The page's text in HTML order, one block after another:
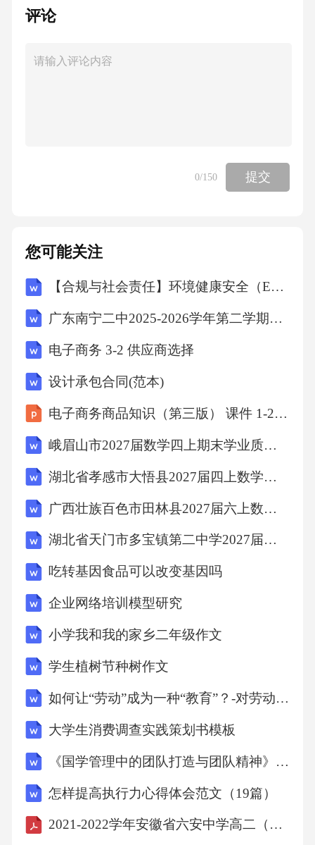
方法也在不断发展进步。考点四、心理学的过
选】1现代心理学的主要派别有哪些？思路点
在学术观点上的发展脉络（即新的流派对旧的
流派的扬弃）。【参考答案】现代心理学的主
人的直接经验即意识，并把意识分为感觉、表
象（也译作意象）和情感（也译作激情）三个
基本元素，感觉是知觉的元素，表象是观念的
元素，情感是情绪的元素。所有复杂的心理活
动都是由这些元素构成的。冯特首创的内省
法，用于对个体的内在经验感受进行观察和分
析。（2）机能主义心理学①代表人物：詹姆
斯、杜威、安吉尔。②内容：该学说认为意识
流，认为意识是个人的，永远变化的，连续的
和有选择性的。意识的作用就是使有机体适应
环境；强调意识的作用和功能，而不像构造主
义那样强调意识的结构。如构造主义心理学主
要关心什么是思维，而机能主义心理学则主要
关心思维在人类行为中的重要作用。（3）行为
主义心理学①代表人物：华生、斯金纳。②内
容：该学说认为心理学不应研究意识，而应该
反应（S-R）之间的关系作为心理学研究的主要
内容；意识不能观察和测量，所以意识不应该
包括在心理学研究范围内；个体行为的基础是
反应的关系，即此反应的形成与某刺激相关，
了解了刺激与反应的关系；个体的行为都是在
生活环境中习得的而不是与生俱来的。（4）完
评论
0/150 提交
您可能关注
【合规与社会责任】环境健康安全（EHS）专项审计计划
广东南宁二中2025-2026学年第二学期七年级第十六周数学课堂训练(含答案)
电子商务 3-2 供应商选择
设计承包合同(范本)
电子商务商品知识（第三版） 课件 1-2 品牌设计
峨眉山市2027届数学四上期末学业质量监测模拟试题含解析
湖北省孝感市大悟县2027届四上数学期末调研模拟试题含解析
广西壮族百色市田林县2027届六上数学期末经典试题含解析
湖北省天门市多宝镇第二中学2027届数学四上期末质量跟踪监视模拟试题含解析
吃转基因食品可以改变基因吗
企业网络培训模型研究
小学我和我的家乡二年级作文
学生植树节种树作文
如何让“劳动”成为一种“教育”？-对劳动与劳动教育的概念之思
大学生消费调查实践策划书模板
《国学管理中的团队打造与团队精神》心得体会
怎样提高执行力心得体会范文（19篇）
2021-2022学年安徽省六安中学高二（上）期中生物试卷（附详解）